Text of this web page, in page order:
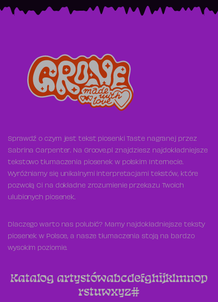
Sprawdź o czym jest tekst piosenki Taste nagranej przez
Sabrina Carpenter. Na Groove.pl znajdziesz najdokładniejsze
tekstowo tłumaczenia piosenek w polskim Internecie.
Wyróżniamy się unikalnymi interpretacjami tekstów, które
pozwolą Ci na dokładne zrozumienie przekazu Twoich
ulubionych piosenek.
Dlaczego warto nas polubić? Mamy najdokładniejsze teksty
piosenek w Polsce, a nasze tłumaczenia stoją na bardzo
wysokim poziomie.
Katalog artystówabcdefghijklmnop
rstuwxyz#